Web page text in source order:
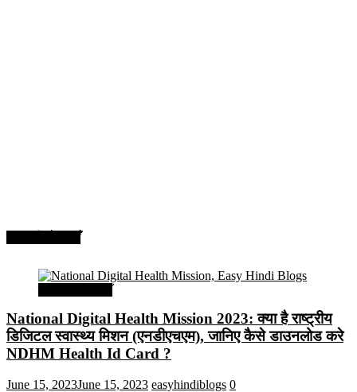
National Digital Health Mission 2023: क्या है राष्ट्रीय
डिजिटल स्वास्थ्य मिशन (एनडीएचएम), जानिए कैसे डाउनलोड करे
NDHM Health Id Card ?
June 15, 2023June 15, 2023 easyhindiblogs 0